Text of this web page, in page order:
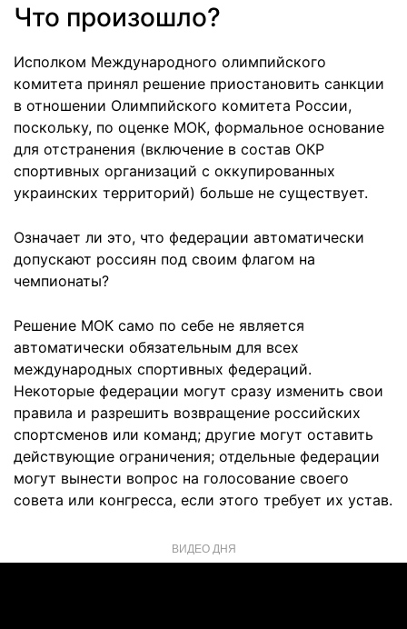
Что произошло?
Исполком Международного олимпийского
комитета принял решение приостановить санкции
в отношении Олимпийского комитета России,
поскольку, по оценке МОК, формальное основание
для отстранения (включение в состав ОКР
спортивных организаций с оккупированных
украинских территорий) больше не существует.
Означает ли это, что федерации автоматически
допускают россиян под своим флагом на
чемпионаты?
Решение МОК само по себе не является
автоматически обязательным для всех
международных спортивных федераций.
Некоторые федерации могут сразу изменить свои
правила и разрешить возвращение российских
спортсменов или команд; другие могут оставить
действующие ограничения; отдельные федерации
могут вынести вопрос на голосование своего
совета или конгресса, если этого требует их устав.
ВИДЕО ДНЯ